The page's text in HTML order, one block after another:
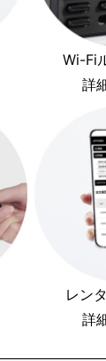
Wi-Fi
詳
レン
詳